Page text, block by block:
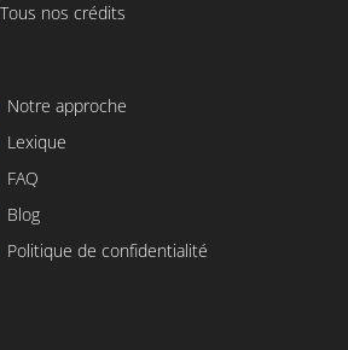
Tous nos crédits
Notre approche
Lexique
FAQ
Blog
Politique de confidentialité